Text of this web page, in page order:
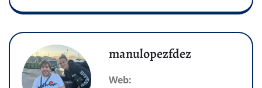
manulopezfdez
Web: